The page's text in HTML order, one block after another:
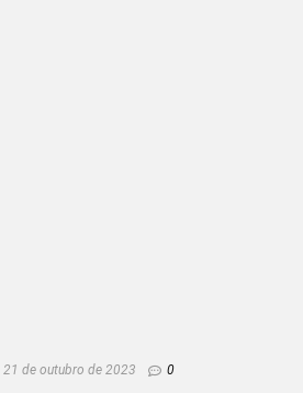
21 de outubro de 2023 0